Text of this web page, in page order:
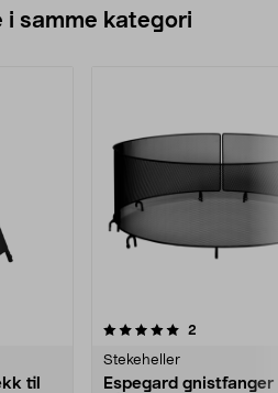
i samme kategori
til
2
Stekeheller
Espegard gnistfanger
5.0 av 5 stjerner